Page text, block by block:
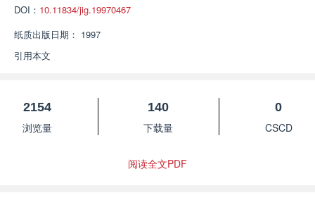
DOI： 10.11834/jig.19970467
纸质出版日期： 1997
引用本文
2154
浏览量
140
下载量
0
CSCD
阅读全文PDF